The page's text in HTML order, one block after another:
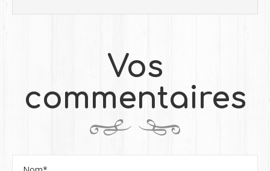
Vos
commentaires